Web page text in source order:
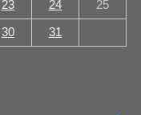
23 24 25
30
31